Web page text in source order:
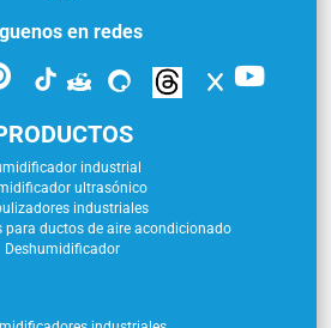
en redes
industrial
ultrasónico
industriales
para ductos de aire acondicionado
Deshumidificador